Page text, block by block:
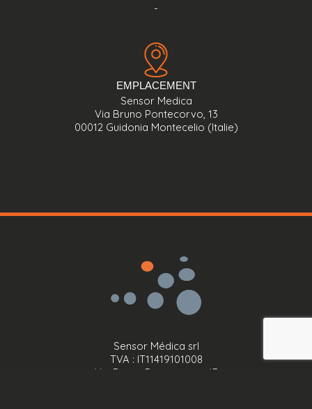
-
EMPLACEMENT
Sensor Medica
Via Bruno Pontecorvo, 13
00012 Guidonia Montecelio (Italie)
Sensor Médica srl
TVA : IT11419101008
Via Bruno Pontecorvo, 13